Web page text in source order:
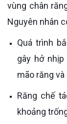
vùng chân
Nguyên nhân
Quá trình bắc cầu răng sứ không đúng kỹ thuật,
gây hở
mão răng
Răng chế tác quá rộng, dễ bị lệch, tạo ra những
khoảng